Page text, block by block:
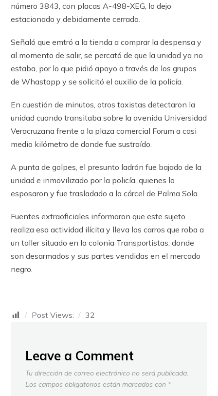
número 3843, con placas A-498-XEG, lo dejo
estacionado y debidamente cerrado.
Señaló que emtró a la tienda a comprar la despensa y
al momento de salir, se percató de que la unidad ya no
estaba, por lo que pidió apoyo a través de los grupos
de Whastapp y se solicitó el auxilio de la policía.
En cuestión de minutos, otros taxistas detectaron la
unidad cuando transitaba sobre la avenida Universidad
Veracruzana frente a la plaza comercial Forum a casi
medio kilómetro de donde fue sustraído.
A punta de golpes, el presunto ladrón fue bajado de la
unidad e inmovilizado por la policía, quienes lo
esposaron y fue trasladado a la cárcel de Palma Sola.
Fuentes extraoficiales informaron que este sujeto
realiza esa actividad ilícita y lleva los carros que roba a
un taller situado en la colonia Transportistas, donde
son desarmados y sus partes vendidas en el mercado
negro.
Post Views: 32
Leave a Comment
Tu dirección de correo electrónico no será publicada.
Los campos obligatorios están marcados con *